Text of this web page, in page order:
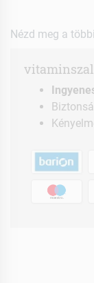
Nézd meg a többi